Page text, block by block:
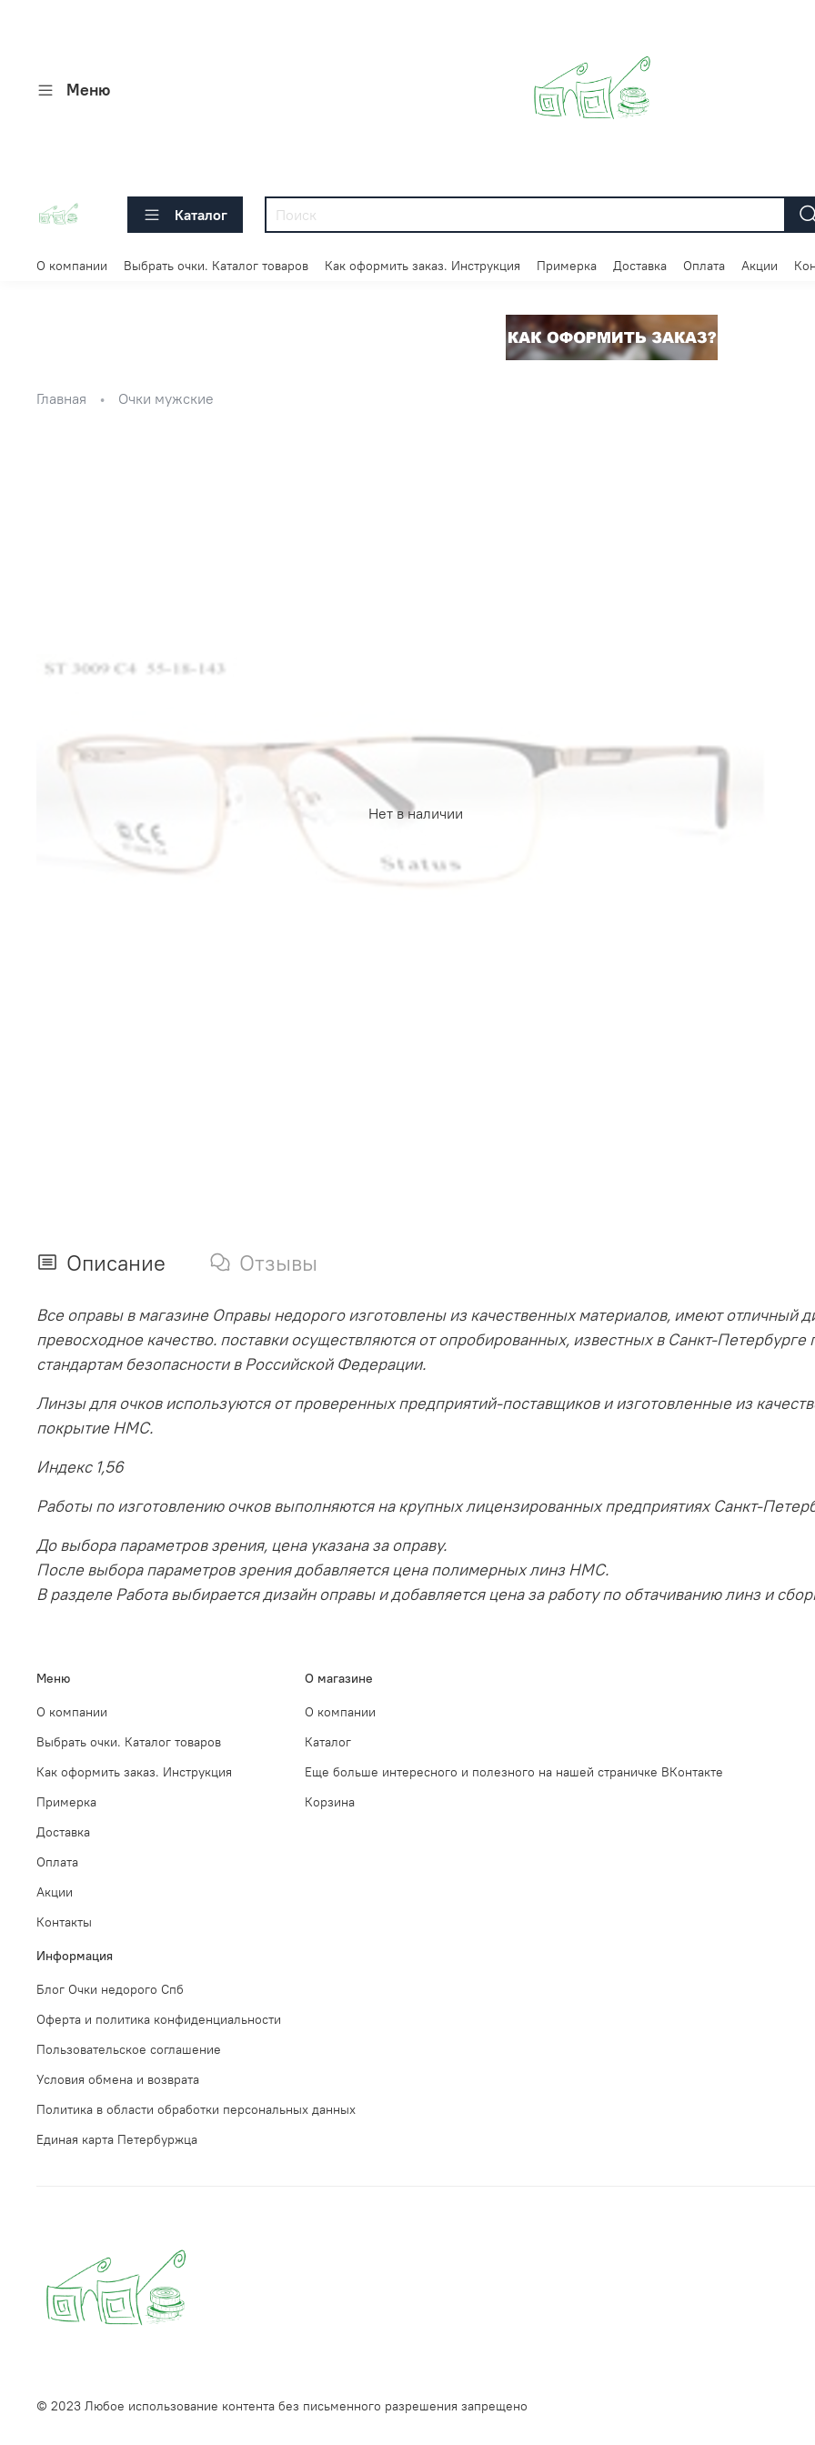
Меню
Каталог
О компании Выбрать очки. Каталог товаров Как оформить заказ. Инструкция Примерка Доставка Оплата Акции
Главная Очки мужские
Нет в наличии
Описание Отзывы
Все оправы в магазине Оправы недорого изготовлены из качественных материалов, имеют отличный
превосходное качество. поставки осуществляются от опробированных, известных в Санкт-
стандартам безопасности в Российской Федерации.
Линзы для очков используются от проверенных предприятий-поставщиков и изготовленные из
покрытие HMC.
Индекс 1,56
Работы по изготовлению очков выполняются на крупных лицензированных предприятиях Санкт-
До выбора параметров зрения, цена указана за оправу.
После выбора параметров зрения добавляется цена полимерных линз HMC.
В разделе Работа выбирается дизайн оправы и добавляется цена за работу по обтачиванию линз и
Меню
О компании
Выбрать очки. Каталог товаров
Как оформить заказ. Инструкция
Примерка
Доставка
Оплата
Акции
Контакты
О магазине
О компании
Каталог
Еще больше интересного и полезного на нашей страничке ВКонтакте
Корзина
Информация
Блог Очки недорого Спб
Оферта и политика конфиденциальности
Пользовательское соглашение
Условия обмена и возврата
Политика в области обработки персональных данных
Единая карта Петербуржца
© 2023 Любое использование контента без письменного разрешения запрещено